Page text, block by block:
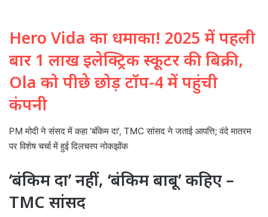
Hero Vida का धमाका! 2025 में पहली
बार 1 लाख इलेक्ट्रिक स्कूटर की बिक्री,
Ola को पीछे छोड़ टॉप-4 में पहुंची
कंपनी
PM मोदी ने संसद में कहा ‘बंकिम दा’, TMC सांसद ने जताई आपत्ति; वंदे मातरम
पर विशेष चर्चा में हुई दिलचस्प नोकझोंक
‘बंकिम दा’ नहीं, ‘बंकिम बाबू’ कहिए –
TMC सांसद